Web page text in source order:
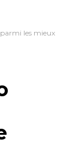
les mieux